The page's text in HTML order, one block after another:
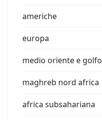
americhe
europa
medio oriente e golfo
maghreb nord africa
africa subsahariana